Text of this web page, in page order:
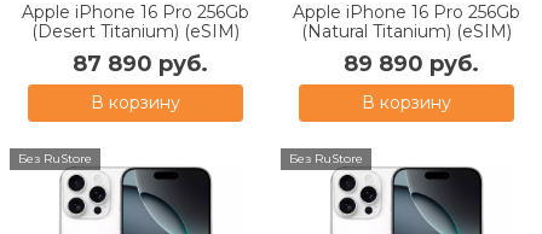
Apple iPhone 16 Pro 256Gb
(Desert Titanium) (eSIM)
87 890 руб.
В корзину
Apple iPhone 16 Pro 256Gb
(Natural Titanium) (eSIM)
89 890 руб.
В корзину
Без RuStore Без RuStore